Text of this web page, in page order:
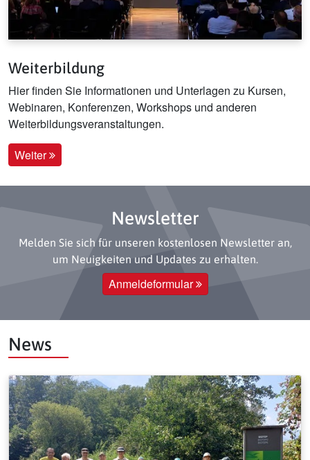
Weiterbildung
Hier finden Sie Informationen und Unterlagen zu Kursen,
Webinaren, Konferenzen, Workshops und anderen
Weiterbildungsveranstaltungen.
Weiter
Newsletter
Melden Sie sich für unseren kostenlosen Newsletter an,
um Neuigkeiten und Updates zu erhalten.
Anmeldeformular
News